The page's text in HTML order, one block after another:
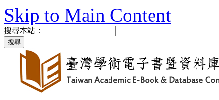
Skip to Main Content
搜尋本站：